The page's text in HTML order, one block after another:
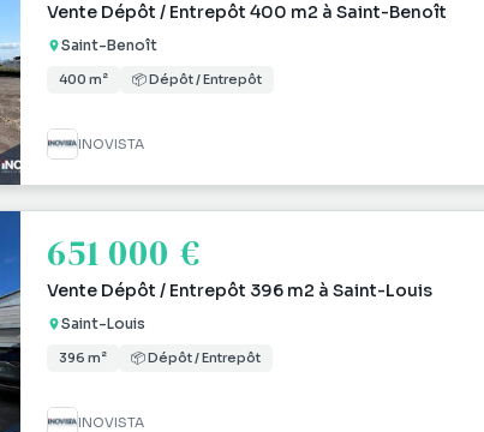
Vente Dépôt / Entrepôt 400 m2 à Saint-Benoît
Saint-Benoît
400 m² 📦 Dépôt / Entrepôt
INOVISTA
651 000 €
Vente Dépôt / Entrepôt 396 m2 à Saint-Louis
Saint-Louis
396 m² 📦 Dépôt / Entrepôt
INOVISTA